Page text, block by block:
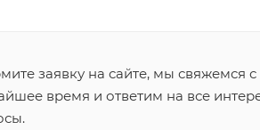
заявку на сайте, мы свяжемся
время и ответим на все